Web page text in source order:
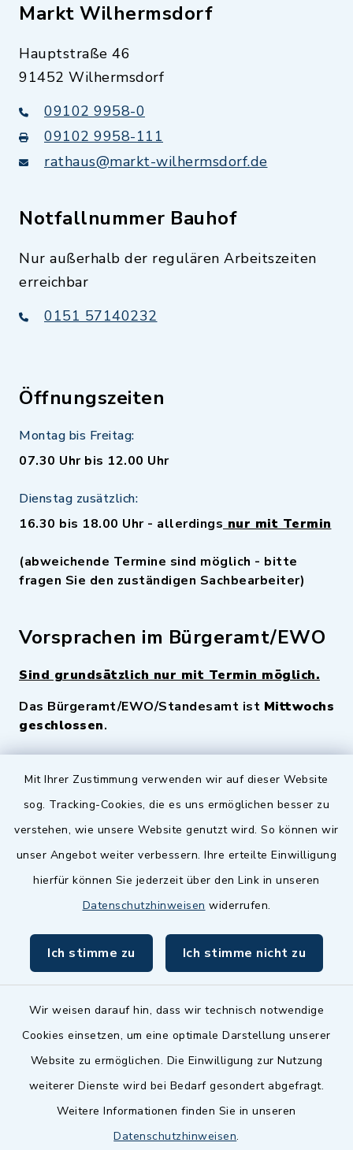
Mit Ihrer Zustimmung verwenden wir auf dieser Website
sog. Tracking-Cookies, die es uns ermöglichen besser zu
verstehen, wie unsere Website genutzt wird. So können wir
unser Angebot weiter verbessern. Ihre erteilte Einwilligung
hierfür können Sie jederzeit über den Link in unseren
Datenschutzhinweisen widerrufen.
Ich stimme zu Ich stimme nicht zu
Wir weisen darauf hin, dass wir technisch notwendige
Cookies einsetzen, um eine optimale Darstellung unserer
Website zu ermöglichen. Die Einwilligung zur Nutzung
weiterer Dienste wird bei Bedarf gesondert abgefragt.
Weitere Informationen finden Sie in unseren
Datenschutzhinweisen.
Markt Wilhermsdorf
Hauptstraße 46
91452 Wilhermsdorf
09102 9958-0
09102 9958-111
rathaus@markt-wilhermsdorf.de
Notfallnummer Bauhof
Nur außerhalb der regulären Arbeitszeiten
erreichbar
0151 57140232
Öffnungszeiten
Montag bis Freitag:
07.30 Uhr bis 12.00 Uhr
Dienstag zusätzlich:
16.30 bis 18.00 Uhr - allerdings nur mit Termin
(abweichende Termine sind möglich - bitte
fragen Sie den zuständigen Sachbearbeiter)
Vorsprachen im Bürgeramt/EWO
Sind grundsätzlich nur mit Termin möglich.
Das Bürgeramt/EWO/Standesamt ist Mittwochs
geschlossen.
Quicklinks
Zenngrund Allianz
Dillenberggruppe
inixmedia GmbH
Barrierefreiheit